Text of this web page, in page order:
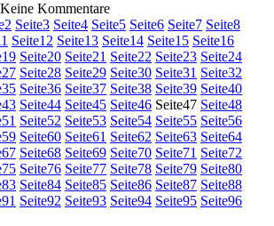
Keine Kommentare
2 Seite3 Seite4 Seite5 Seite6 Seite7 Seite8
Seite12 Seite13 Seite14 Seite15 Seite16
19 Seite20 Seite21 Seite22 Seite23 Seite24
27 Seite28 Seite29 Seite30 Seite31 Seite32
35 Seite36 Seite37 Seite38 Seite39 Seite40
43 Seite44 Seite45 Seite46 Seite47 Seite48
51 Seite52 Seite53 Seite54 Seite55 Seite56
59 Seite60 Seite61 Seite62 Seite63 Seite64
67 Seite68 Seite69 Seite70 Seite71 Seite72
75 Seite76 Seite77 Seite78 Seite79 Seite80
83 Seite84 Seite85 Seite86 Seite87 Seite88
91 Seite92 Seite93 Seite94 Seite95 Seite96